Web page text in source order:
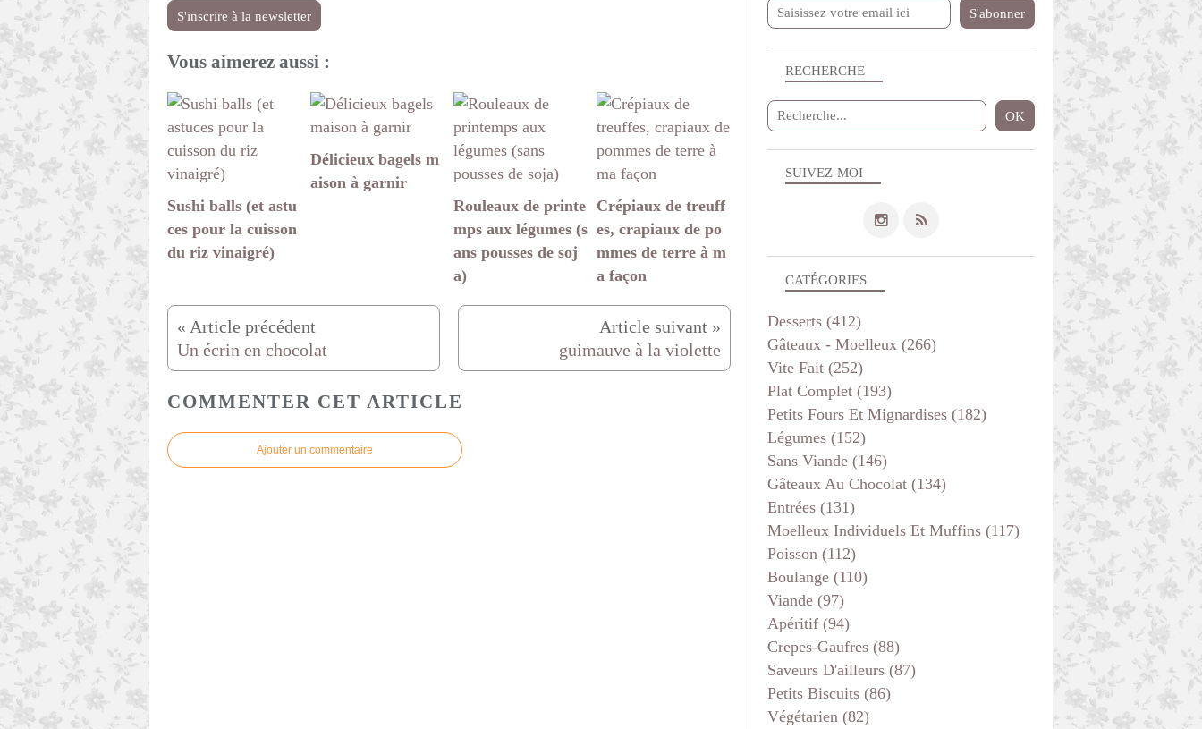
S'inscrire à la newsletter
Vous aimerez aussi :
Sushi balls (et astu
ces pour la cuisson
du riz vinaigré)
Délicieux bagels m
aison à garnir
Rouleaux de printe
mps aux légumes (s
ans pousses de soj
a)
Crépiaux de treuff
es, crapiaux de po
mmes de terre à m
a façon
Un écrin en chocolat guimauve à la violette
COMMENTER CET ARTICLE
Ajouter un commentaire
SUIVEZ-MOI
RECHERCHE
CATÉGORIES
Desserts (412)
Gâteaux - Moelleux (266)
Vite Fait (252)
Plat Complet (193)
Petits Fours Et Mignardises (182)
Légumes (152)
Sans Viande (146)
Gâteaux Au Chocolat (134)
Entrées (131)
Moelleux Individuels Et Muffins (117)
Poisson (112)
Boulange (110)
Viande (97)
Apéritif (94)
Crepes-Gaufres (88)
Saveurs D'ailleurs (87)
Petits Biscuits (86)
Végétarien (82)